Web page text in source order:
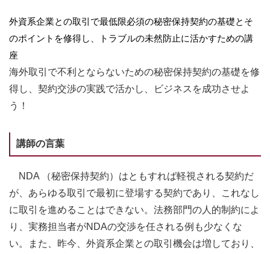
外資系企業との取引で最低限必須の秘密保持契約の基礎とそ
のポイントを修得し、トラブルの未然防止に活かすための講
座
海外取引で不利とならないための秘密保持契約の基礎を修
得し、契約交渉の実践で活かし、ビジネスを成功させよ
う！
講師の言葉
NDA （秘密保持契約）はともすれば軽視される契約だ
が、あらゆる取引で最初に登場する契約であり、これなし
に取引を進めることはできない。法務部門の人的制約によ
り、実務担当者がNDAの交渉を任される例も少なくな
い。また、昨今、外資系企業との取引機会は増しており、